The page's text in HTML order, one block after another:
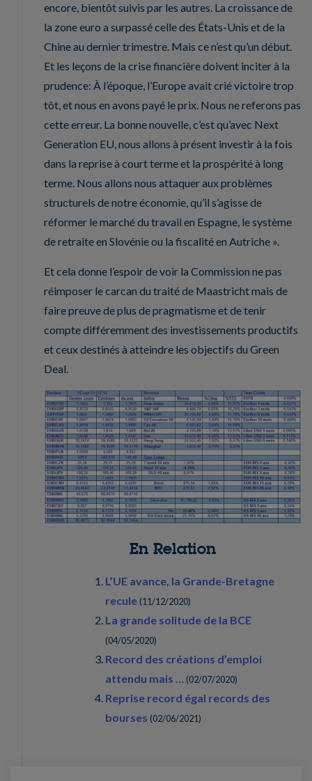
encore, bientôt suivis par les autres. La croissance de
la zone euro a surpassé celle des États-Unis et de la
Chine au dernier trimestre. Mais ce n’est qu’un début.
Et les leçons de la crise financière doivent inciter à la
prudence: À l’époque, l’Europe avait crié victoire trop
tôt, et nous en avons payé le prix. Nous ne referons pas
cette erreur. La bonne nouvelle, c’est qu’avec Next
Generation EU, nous allons à présent investir à la fois
dans la reprise à court terme et la prospérité à long
terme. Nous allons nous attaquer aux problèmes
structurels de notre économie, qu’il s’agisse de
réformer le marché du travail en Espagne, le système
de retraite en Slovénie ou la fiscalité en Autriche ».
Et cela donne l’espoir de voir la Commission ne pas
réimposer le carcan du traité de Maastricht mais de
faire preuve de plus de pragmatisme et de tenir
compte différemment des investissements productifs
et ceux destinés à atteindre les objectifs du Green
Deal.
En Relation
L’UE avance, la Grande-Bretagne
recule (11/12/2020)
La grande solitude de la BCE
(04/05/2020)
Record des créations d’emploi
attendu mais …
(02/07/2020)
Reprise record égal records des
bourses (02/06/2021)